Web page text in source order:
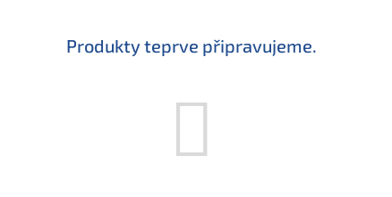
Produkty teprve připravujeme.